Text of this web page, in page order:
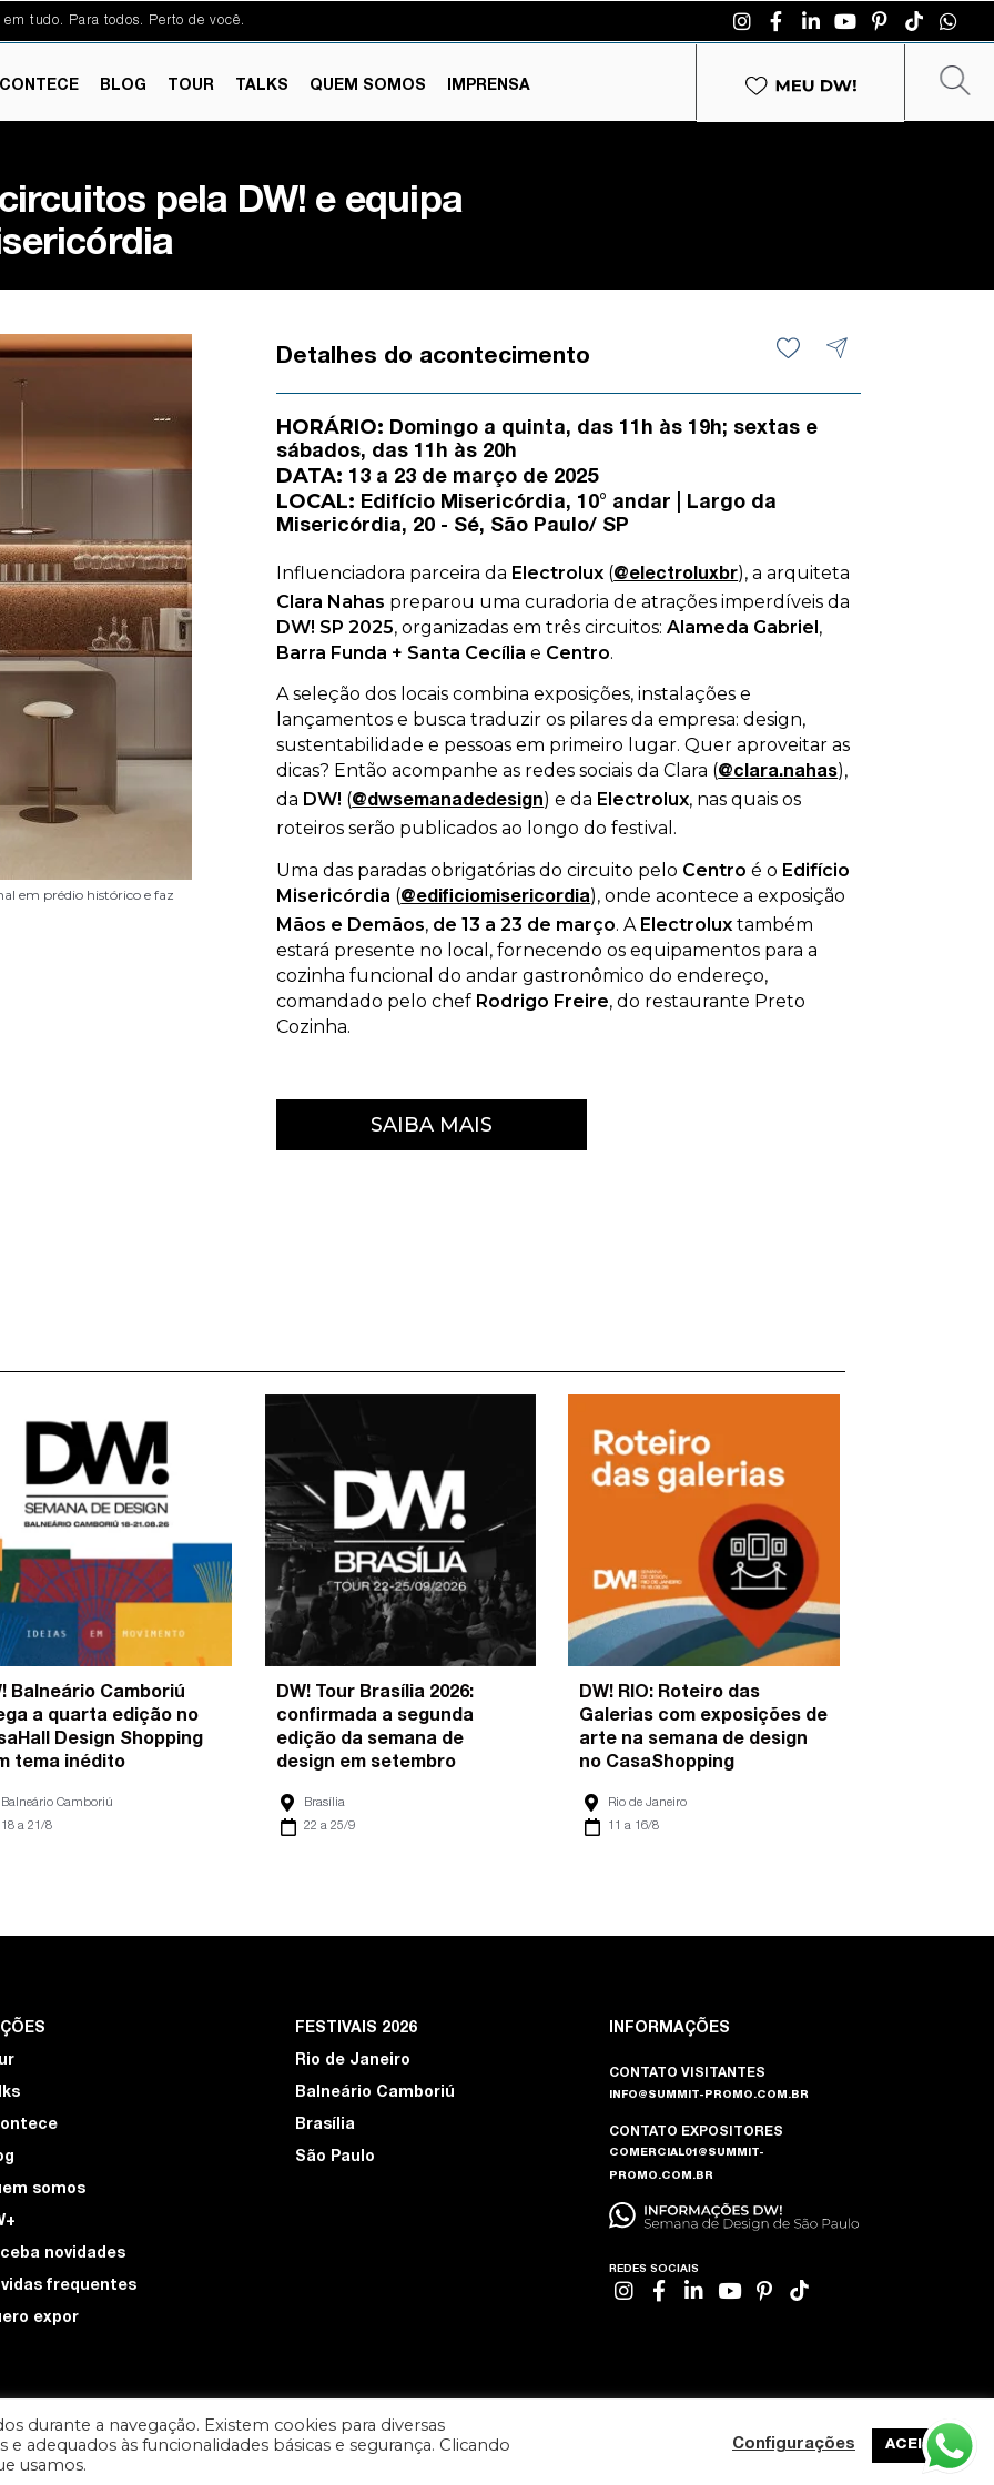
em tudo. Para todos. Perto de você.
BLOG TOUR TALKS QUEM SOMOS IMPRENSA
pela DW! e equipa
em prédio histórico e faz
em prédio histórico e faz
em prédio histórico e faz
em prédio histórico e faz
Detalhes do acontecimento
HORÁRIO: Domingo a quinta, das 11h às 19h; sextas e
sábados, das 11h às 20h
DATA: 13 a 23 de março de 2025
LOCAL: Edifício Misericórdia, 10° andar | Largo da
Misericórdia, 20 - Sé, São Paulo/ SP
Influenciadora parceira da Electrolux (@electroluxbr), a arquiteta
Clara Nahas preparou uma curadoria de atrações imperdíveis da
DW! SP 2025, organizadas em três circuitos:Alameda Gabriel,
Barra Funda + Santa Cecília e Centro.
A seleção dos locais combina exposições, instalações e
lançamentos e busca traduzir os pilares da empresa: design,
sustentabilidade e pessoas em primeiro lugar. Quer aproveitar as
dicas? Então acompanhe as redes sociais da Clara (@clara.nahas),
da DW! (@dwsemanadedesign) e da Electrolux, nas quais os
roteiros serão publicados ao longo do festival.
Uma das paradas obrigatórias do circuito pelo Centro é o Edifício
Misericórdia (@edificiomisericordia), onde acontece a exposição
Mãos e Demãos, de 13 a 23 de março. A Electrolux também
estará presente no local, fornecendo os equipamentos para a
cozinha funcional do andar gastronômico do endereço,
comandado pelo chef Rodrigo Freire, do restaurante Preto
Cozinha.
SAIBA MAIS
Balneário Camboriú
a quarta edição no
Design Shopping
tema inédito
Balneário Camboriú
18 a 21/8
DW! Tour Brasília 2026:
confirmada a segunda
edição da semana de
design em setembro
Brasília
22 a 25/9
DW! RIO: Roteiro das
Galerias com exposições de
arte na semana de design
no CasaShopping
Rio de Janeiro
11 a 16/8
somos
novidades
frequentes
expor
FESTIVAIS 2026
Rio de Janeiro
Balneário Camboriú
Brasília
São Paulo
INFORMAÇÕES
CONTATO VISITANTES
INFO@SUMMIT-PROMO.COM.BR
CONTATO EXPOSITORES
COMERCIAL01@SUMMIT-
PROMO.COM.BR
REDES SOCIAIS
DESIGN POR
durante a navegação. Existem cookies para diversas
adequados às funcionalidades básicas e segurança. Clicando
usamos.
Configurações ACEITAR